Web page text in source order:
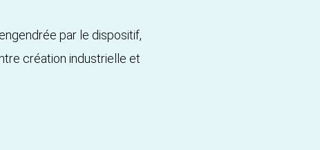
par le dispositif,
création industrielle et